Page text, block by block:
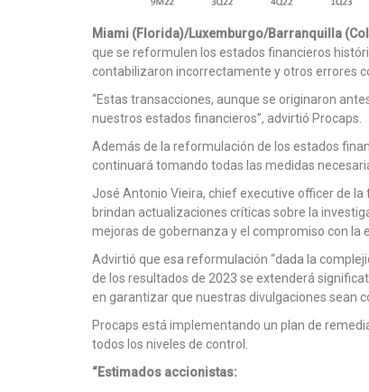
Miami (Florida)/Luxemburgo/Barranquilla
que se reformulen los estados financieros
contabilizaron incorrectamente y otros errores
“Estas transacciones, aunque se originaron
nuestros estados financieros”, advirtió Procaps.
Además de la reformulación de los estados
continuará tomando todas las medidas
José Antonio Vieira, chief executive officer de
brindan actualizaciones críticas sobre la
mejoras de gobernanza y el compromiso con la
Advirtió que esa reformulación “dada la
de los resultados de 2023 se extenderá
en garantizar que nuestras divulgaciones sean
Procaps está implementando un plan de
todos los niveles de control.
“Estimados accionistas: